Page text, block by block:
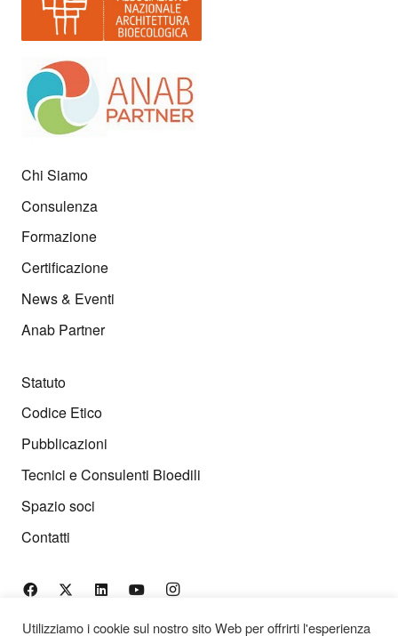
Chi Siamo
Consulenza
Formazione
Certificazione
News & Eventi
Anab Partner
Statuto
Codice Etico
Pubblicazioni
Tecnici e Consulenti Bioedili
Spazio soci
Contatti
Utilizziamo i cookie sul nostro sito Web per offrirti l'esperienza